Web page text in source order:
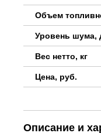
Объем
Уровень шума,
Вес нетто, кг
Цена, руб.
Описание и